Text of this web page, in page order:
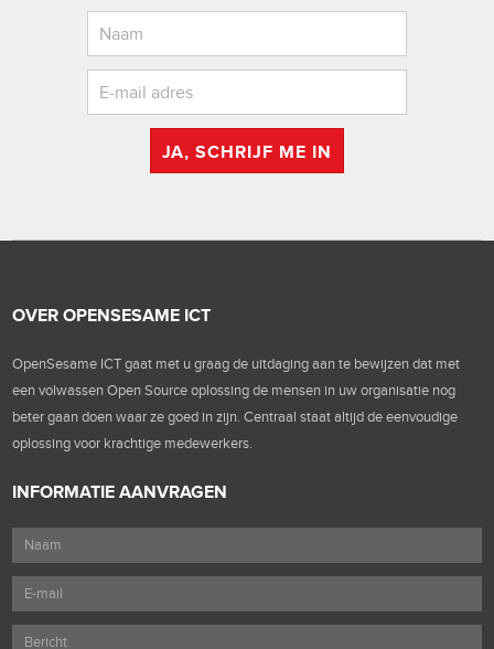
JA, SCHRIJF ME IN
OVER OPENSESAME ICT
OpenSesame ICT gaat met u graag de uitdaging aan te bewijzen dat met
een volwassen Open Source oplossing de mensen in uw organisatie nog
beter gaan doen waar ze goed in zijn. Centraal staat altijd de eenvoudige
oplossing voor krachtige medewerkers.
INFORMATIE AANVRAGEN